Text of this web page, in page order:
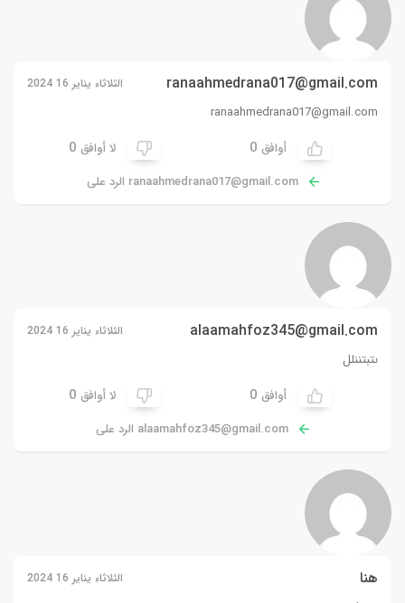
ranaahmedrana017@gmail.com الثلاثاء يناير 16 2024
ranaahmedrana017@gmail.com
أوافق 0 لا أوافق 0
ranaahmedrana017@gmail.com الرد على
alaamahfoz345@gmail.com الثلاثاء يناير 16 2024
ىتبتننلل
أوافق 0 لا أوافق 0
alaamahfoz345@gmail.com الرد على
هنا الثلاثاء يناير 16 2024